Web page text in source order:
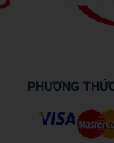
có được tất cả
Hơn 700 câu hỏi
đem đến cho bạn
PHƯƠNG